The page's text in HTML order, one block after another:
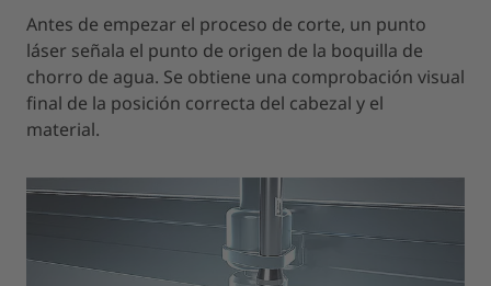
Antes de empezar el proceso de corte, un punto
láser señala el punto de origen de la boquilla de
chorro de agua. Se obtiene una comprobación visual
final de la posición correcta del cabezal y el
material.